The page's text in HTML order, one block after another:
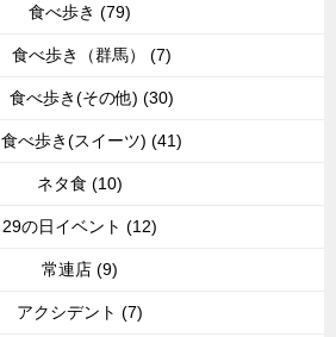
食べ歩き (79)
食べ歩き（群馬） (7)
食べ歩き(その他) (30)
食べ歩き(スイーツ) (41)
ネタ食 (10)
29の日イベント (12)
常連店 (9)
アクシデント (7)